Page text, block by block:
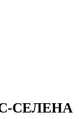
СЕЛЕНА